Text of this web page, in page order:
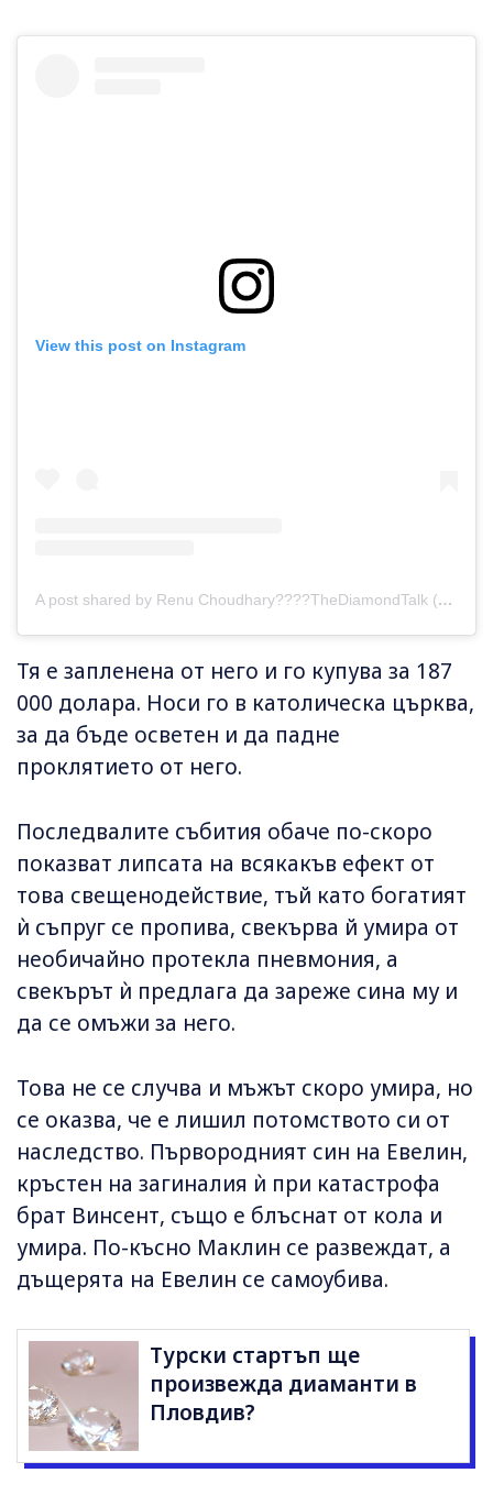
View this post on Instagram
A post shared by Renu Choudhary????TheDiamondTalk (@thediamondtalk)
Тя е запленена от него и го купува за 187
000 долара. Носи го в католическа църква,
за да бъде осветен и да падне
проклятието от него.
Последвалите събития обаче по-скоро
показват липсата на всякакъв ефект от
това свещенодействие, тъй като богатият
ѝ съпруг се пропива, свекърва й умира от
необичайно протекла пневмония, а
свекърът ѝ предлага да зареже сина му и
да се омъжи за него.
Това не се случва и мъжът скоро умира, но
се оказва, че е лишил потомството си от
наследство. Първородният син на Евелин,
кръстен на загиналия ѝ при катастрофа
брат Винсент, също е блъснат от кола и
умира. По-късно Маклин се развеждат, а
дъщерята на Евелин се самоубива.
Турски стартъп ще
произвежда диаманти в
Пловдив?